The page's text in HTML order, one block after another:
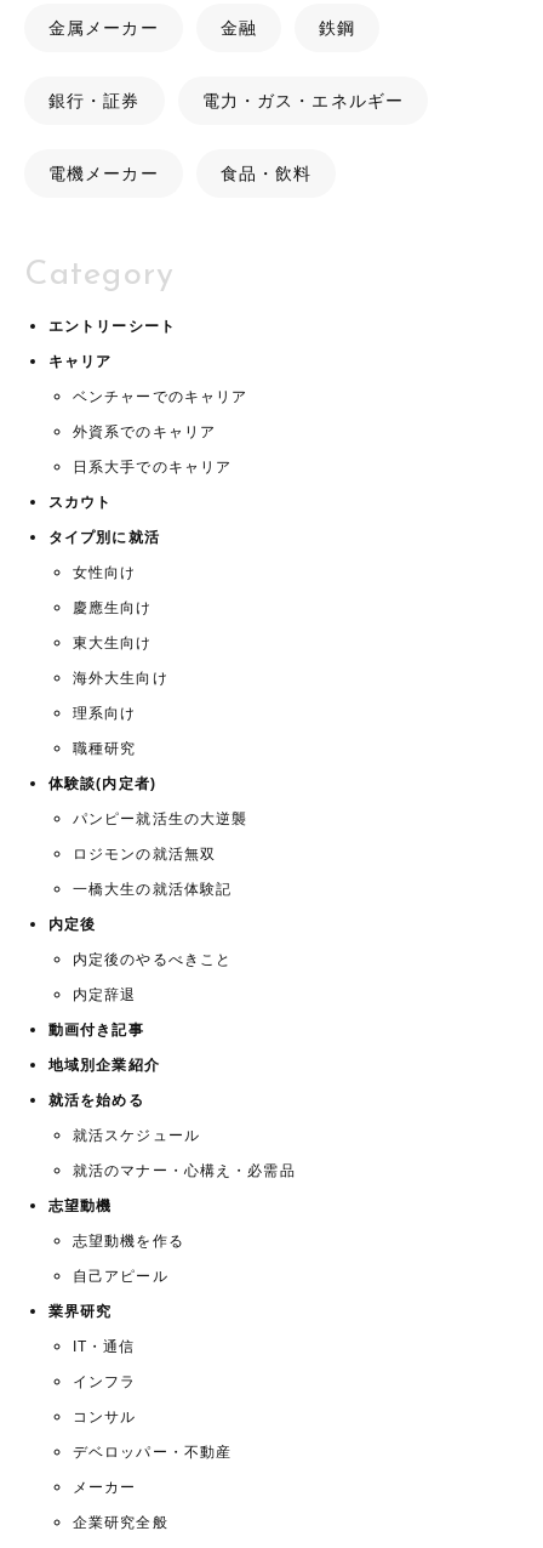
金属メーカー 金融 鉄鋼
銀行・証券 電力・ガス・エネルギー
電機メーカー 食品・飲料
Category
エントリーシート
キャリア
ベンチャーでのキャリア
外資系でのキャリア
日系大手でのキャリア
スカウト
タイプ別に就活
女性向け
慶應生向け
東大生向け
海外大生向け
理系向け
職種研究
体験談(内定者)
パンピー就活生の大逆襲
ロジモンの就活無双
一橋大生の就活体験記
内定後
内定後のやるべきこと
内定辞退
動画付き記事
地域別企業紹介
就活を始める
就活スケジュール
就活のマナー・心構え・必需品
志望動機
志望動機を作る
自己アピール
業界研究
IT・通信
インフラ
コンサル
デベロッパー・不動産
メーカー
企業研究全般